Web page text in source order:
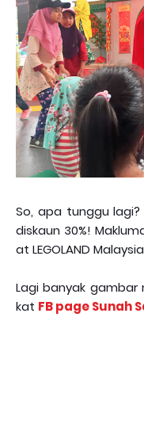
So, apa tunggu
diskaun 30%!
at LEGOLAND
Lagi banyak
kat FB page Sunah